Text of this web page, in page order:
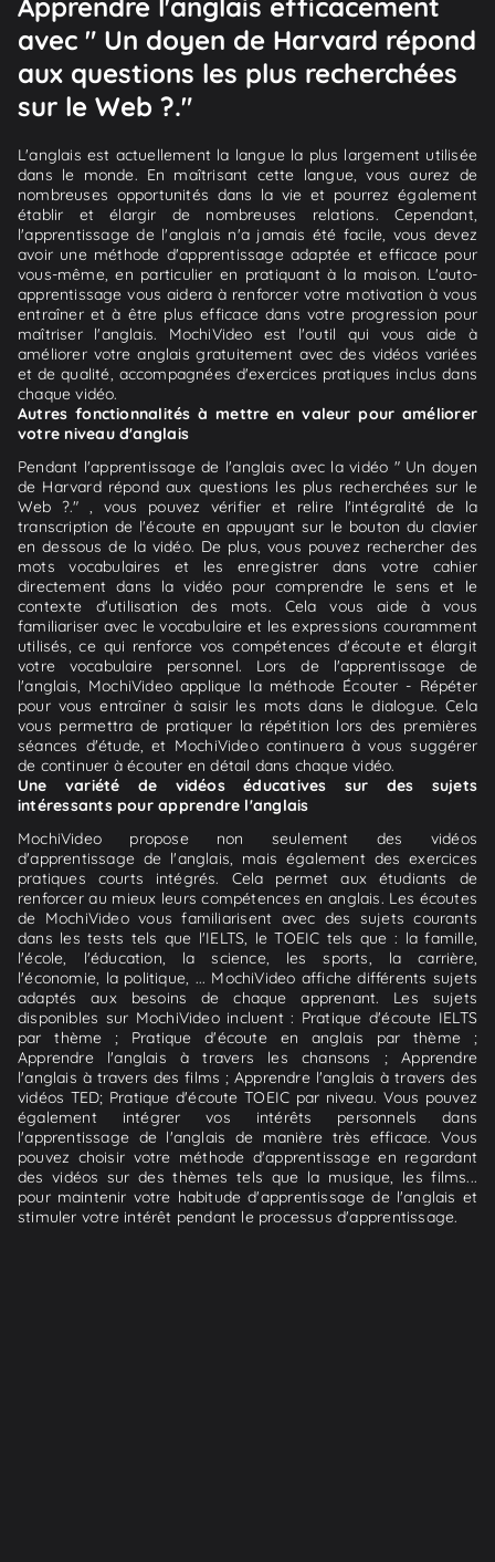
avec " Un doyen de Harvard répond
aux questions les plus recherchées
sur le Web ?."
L'anglais est actuellement la langue la plus largement utilisée
dans le monde. En maîtrisant cette langue, vous aurez de
nombreuses opportunités dans la vie et pourrez également
établir et élargir de nombreuses relations. Cependant,
l'apprentissage de l'anglais n'a jamais été facile, vous devez
avoir une méthode d'apprentissage adaptée et efficace pour
vous-même, en particulier en pratiquant à la maison. L'auto-
apprentissage vous aidera à renforcer votre motivation à vous
entraîner et à être plus efficace dans votre progression pour
maîtriser l'anglais. MochiVideo est l'outil qui vous aide à
améliorer votre anglais gratuitement avec des vidéos variées
et de qualité, accompagnées d'exercices pratiques inclus dans
chaque vidéo.
Autres fonctionnalités à mettre en valeur pour améliorer
votre niveau d'anglais
Pendant l'apprentissage de l'anglais avec la vidéo " Un doyen
de Harvard répond aux questions les plus recherchées sur le
Web ?." , vous pouvez vérifier et relire l'intégralité de la
transcription de l'écoute en appuyant sur le bouton du clavier
en dessous de la vidéo. De plus, vous pouvez rechercher des
mots vocabulaires et les enregistrer dans votre cahier
directement dans la vidéo pour comprendre le sens et le
contexte d'utilisation des mots. Cela vous aide à vous
familiariser avec le vocabulaire et les expressions couramment
utilisés, ce qui renforce vos compétences d'écoute et élargit
votre vocabulaire personnel. Lors de l'apprentissage de
l'anglais, MochiVideo applique la méthode Écouter - Répéter
pour vous entraîner à saisir les mots dans le dialogue. Cela
vous permettra de pratiquer la répétition lors des premières
séances d'étude, et MochiVideo continuera à vous suggérer
de continuer à écouter en détail dans chaque vidéo.
Une variété de vidéos éducatives sur des sujets
intéressants pour apprendre l'anglais
MochiVideo propose non seulement des vidéos
d'apprentissage de l'anglais, mais également des exercices
pratiques courts intégrés. Cela permet aux étudiants de
renforcer au mieux leurs compétences en anglais. Les écoutes
de MochiVideo vous familiarisent avec des sujets courants
dans les tests tels que l'IELTS, le TOEIC tels que : la famille,
l'école, l'éducation, la science, les sports, la carrière,
l'économie, la politique, ... MochiVideo affiche différents sujets
adaptés aux besoins de chaque apprenant. Les sujets
disponibles sur MochiVideo incluent : Pratique d'écoute IELTS
par thème ; Pratique d'écoute en anglais par thème ;
Apprendre l'anglais à travers les chansons ; Apprendre
l'anglais à travers des films ; Apprendre l'anglais à travers des
vidéos TED; Pratique d'écoute TOEIC par niveau. Vous pouvez
également intégrer vos intérêts personnels dans
l'apprentissage de l'anglais de manière très efficace. Vous
pouvez choisir votre méthode d'apprentissage en regardant
des vidéos sur des thèmes tels que la musique, les films...
pour maintenir votre habitude d'apprentissage de l'anglais et
stimuler votre intérêt pendant le processus d'apprentissage.